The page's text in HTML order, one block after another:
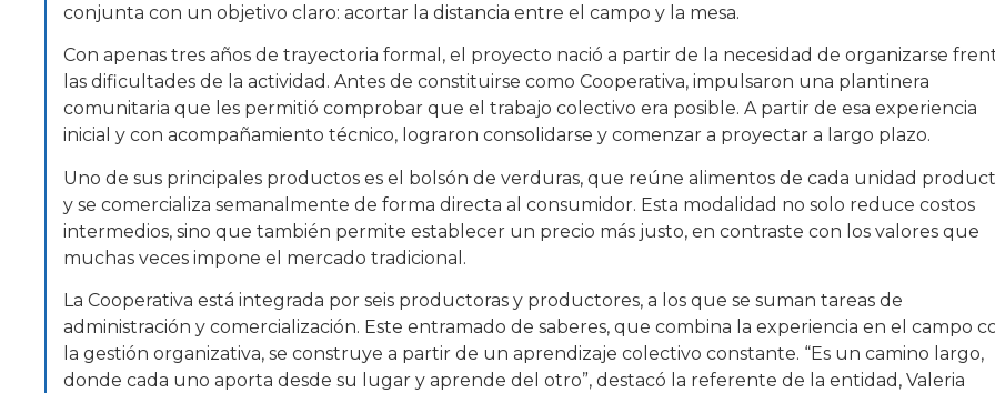
conjunta con un objetivo claro: acortar la distancia entre el campo y la mesa.
Con apenas tres años de trayectoria formal, el proyecto nació a partir de la necesidad de organizarse
las dificultades de la actividad. Antes de constituirse como Cooperativa, impulsaron una plantinera
comunitaria que les permitió comprobar que el trabajo colectivo era posible. A partir de esa experiencia
inicial y con acompañamiento técnico, lograron consolidarse y comenzar a proyectar a largo plazo.
Uno de sus principales productos es el bolsón de verduras, que reúne alimentos de cada unidad
y se comercializa semanalmente de forma directa al consumidor. Esta modalidad no solo reduce costos
intermedios, sino que también permite establecer un precio más justo, en contraste con los valores que
muchas veces impone el mercado tradicional.
La Cooperativa está integrada por seis productoras y productores, a los que se suman tareas de
administración y comercialización. Este entramado de saberes, que combina la experiencia en el campo
la gestión organizativa, se construye a partir de un aprendizaje colectivo constante. “Es un camino largo,
donde cada uno aporta desde su lugar y aprende del otro”, destacó la referente de la entidad, Valeria